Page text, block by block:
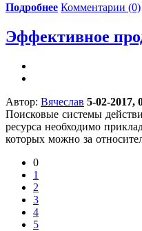
Подробнее Комментарии (0)
Эффективное
Автор: Вячеслав 5-02-2017,
Поисковые системы
ресурса необходимо
которых можно за
0
1
2
3
4
5